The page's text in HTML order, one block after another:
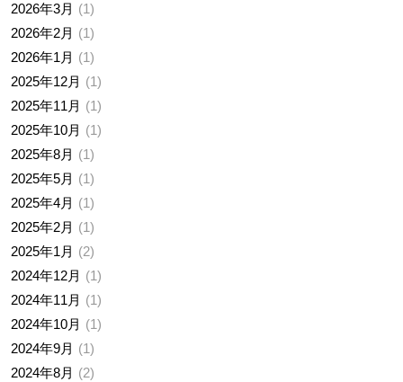
2026年3月
1
2026年2月
1
2026年1月
1
2025年12月
1
2025年11月
1
2025年10月
1
2025年8月
1
2025年5月
1
2025年4月
1
2025年2月
1
2025年1月
2
2024年12月
1
2024年11月
1
2024年10月
1
2024年9月
1
2024年8月
2